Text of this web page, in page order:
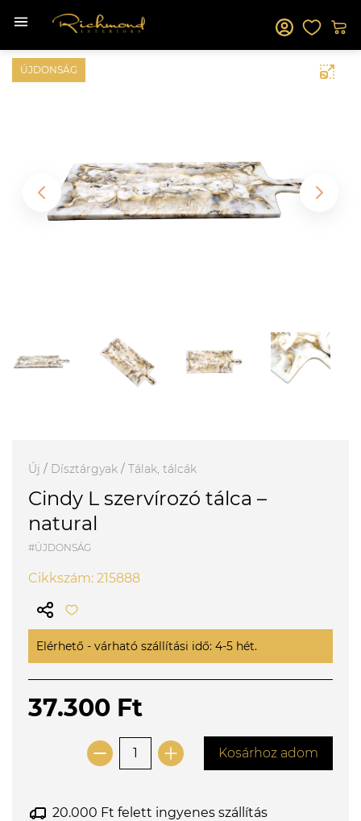
ÚJDONSÁG
Új / Dísztárgyak / Tálak, tálcák
Cindy L szervírozó tálca –
natural
#ÚJDONSÁG
Cikkszám: 215888
Elérhető - várható szállítási idő: 4-5 hét.
37.300 Ft
Kosárhoz adom
20.000 Ft felett ingyenes szállítás